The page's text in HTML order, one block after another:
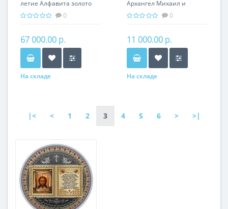
летие Алфавита золото
8.60 гр - история Армении
0
67 000.00 р.
На складе
Архангел Михаил и
Дракон серебро 31.10 гр -
религия Христианство
0
11 000.00 р.
На складе
|< < 1 2 3 4 5 6 > >|